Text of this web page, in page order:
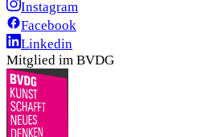
Instagram
Facebook
Linkedin
Mitglied im BVDG